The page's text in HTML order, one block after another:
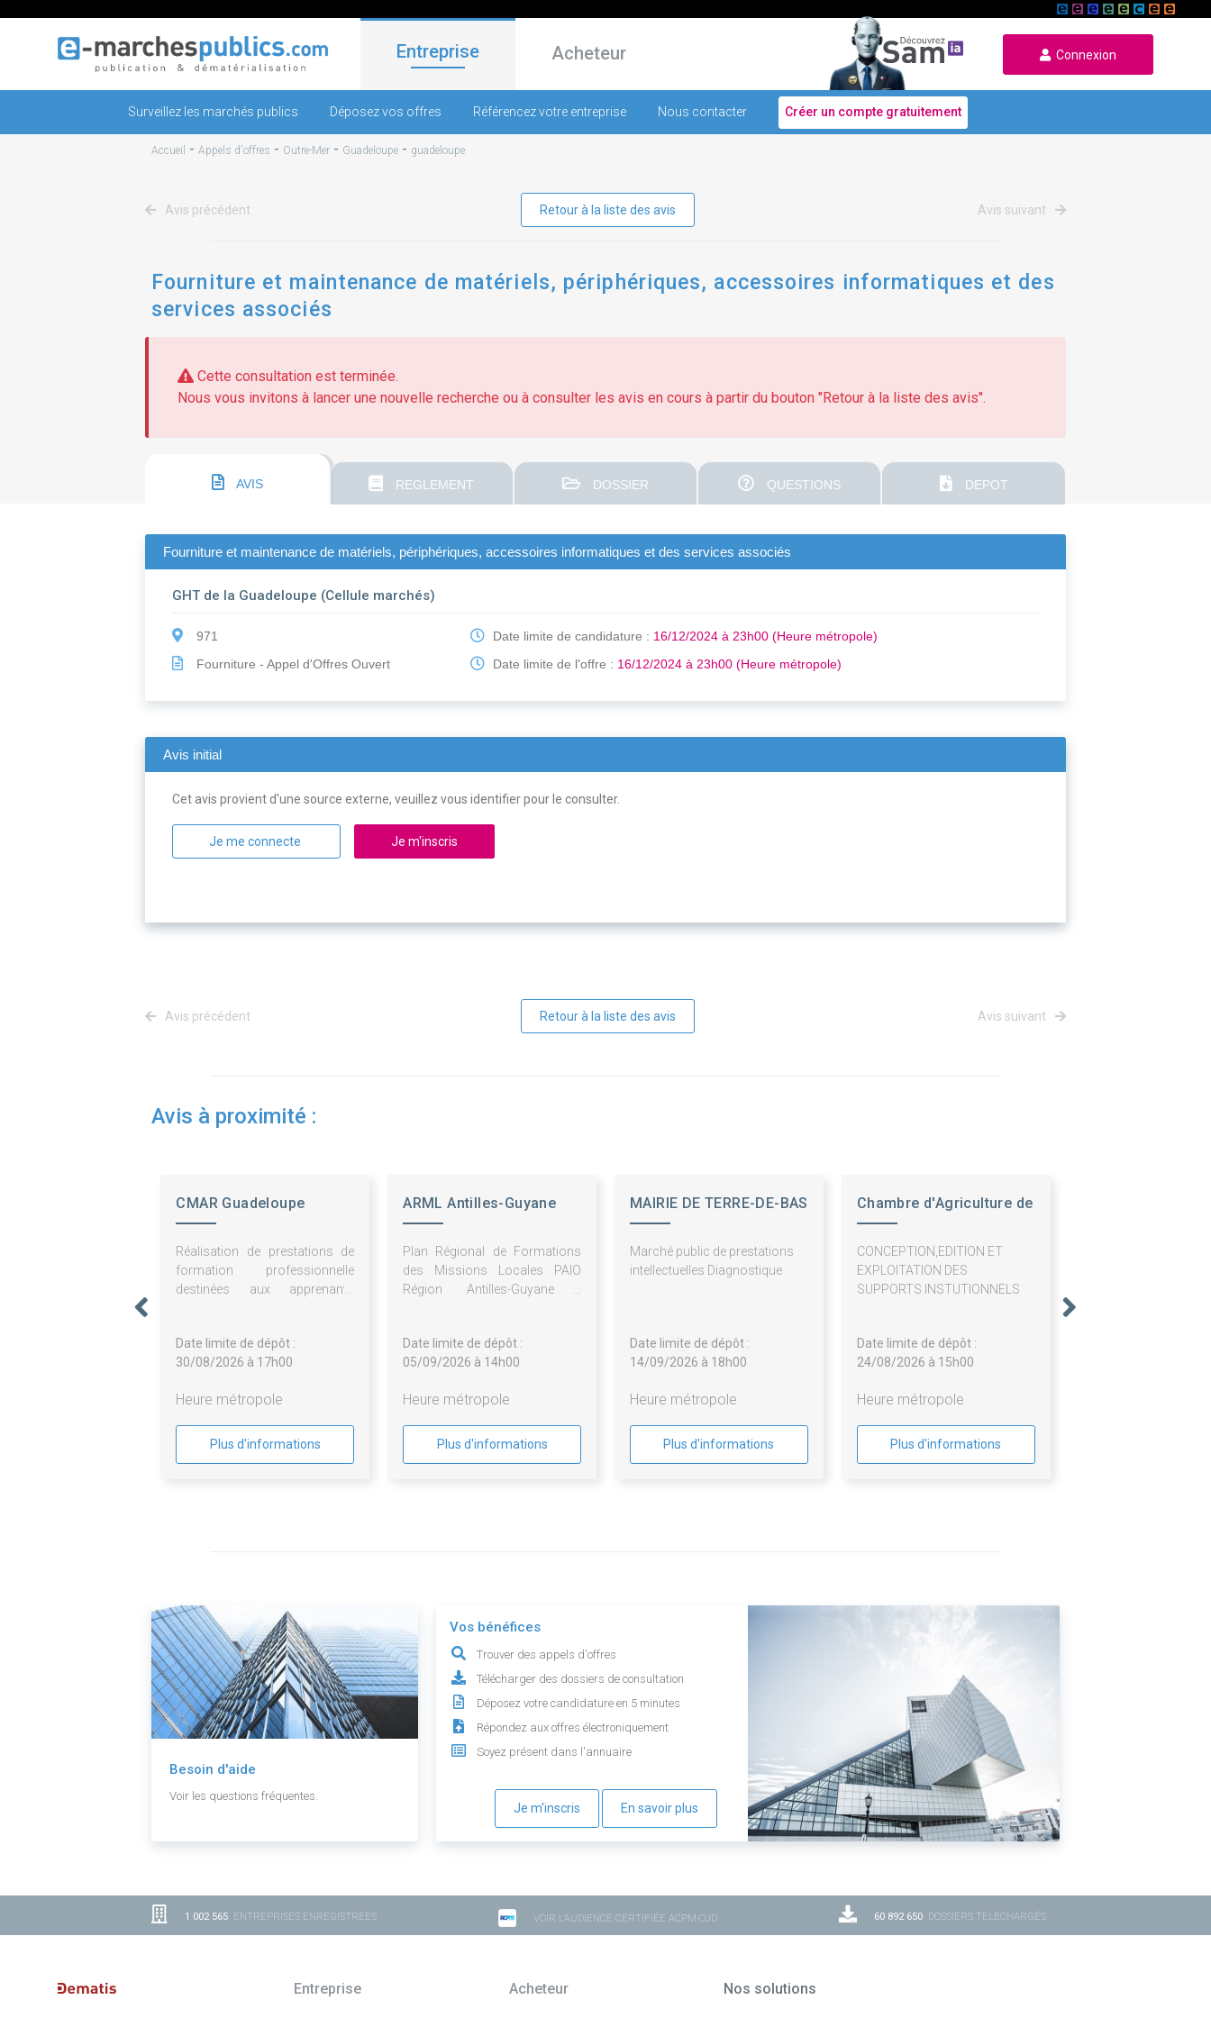
Entreprise Acheteur Connexion
Surveillez les marchés publics Déposez vos offres Référencez votre entreprise Nous contacter Créer un compte gratuitement
Accueil - Appels d'offres - Outre-Mer - Guadeloupe - guadeloupe
Avis précédent Retour à la liste des avis Avis suivant
Fourniture et maintenance de matériels, périphériques, accessoires informatiques et des
services associés
Cette consultation est terminée.
Nous vous invitons à lancer une nouvelle recherche ou à consulter les avis en cours à partir du bouton "Retour à la liste des avis".
AVIS REGLEMENT DOSSIER QUESTIONS DEPOT
Fourniture et maintenance de matériels, périphériques, accessoires informatiques et des services associés
GHT de la Guadeloupe (Cellule marchés)
971
Fourniture - Appel d'Offres Ouvert
Date limite de candidature : 16/12/2024 à 23h00 (Heure métropole)
Date limite de l'offre : 16/12/2024 à 23h00 (Heure métropole)
Avis initial
Cet avis provient d'une source externe, veuillez vous identifier pour le consulter.
Je me connecte Je m'inscris
Avis précédent Retour à la liste des avis Avis suivant
Avis à proximité :
CMAR Guadeloupe
Réalisation de prestations de
formation professionnelle
destinées aux apprenants
l'Artisanat de Guadeloupe.
Date limite de dépôt :
30/08/2026 à 17h00
Heure métropole
Plus d'informations
ARML Antilles-Guyane
Plan Régional de Formations
des Missions Locales PAIO
Région Antilles-Guyane -
Date limite de dépôt :
05/09/2026 à 14h00
Heure métropole
Plus d'informations
MAIRIE DE TERRE-DE-BAS
Marché public de prestations
intellectuelles Diagnostique
Date limite de dépôt :
14/09/2026 à 18h00
Heure métropole
Plus d'informations
Chambre d'Agriculture de
CONCEPTION,EDITION ET
EXPLOITATION DES
SUPPORTS INSTUTIONNELS
Date limite de dépôt :
24/08/2026 à 15h00
Heure métropole
Plus d'informations
Besoin d'aide
Voir les questions fréquentes.
Vos bénéfices
Trouver des appels d'offres
Télécharger des dossiers de consultation
Déposez votre candidature en 5 minutes
Répondez aux offres électroniquement
Soyez présent dans l'annuaire
Je m'inscris En savoir plus
1 002 565 ENTREPRISES ENREGISTRÉES VOIR L'AUDIENCE CERTIFIÉE ACPM-OJD 60 892 650 DOSSIERS TÉLÉCHARGÉS
Entreprise Acheteur Nos solutions